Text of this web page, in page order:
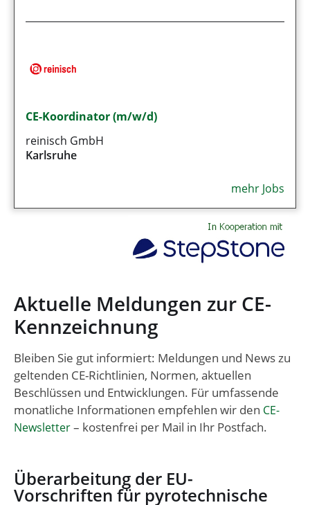
Aktuelle Meldungen zur CE-
Kennzeichnung
Bleiben Sie gut informiert: Meldungen und News zu
geltenden CE-Richtlinien, Normen, aktuellen
Beschlüssen und Entwicklungen. Für umfassende
monatliche Informationen empfehlen wir den CE-
Newsletter– kostenfrei per Mail in Ihr Postfach.
Überarbeitung der EU-
Vorschriften für pyrotechnische
CE-Koordinator (m/w/d)
reinisch GmbH
Karlsruhe
mehr Jobs